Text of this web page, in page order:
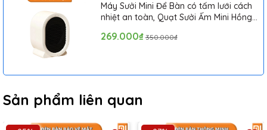
Máy Sưởi Mini Để Bàn có tấm lưới cách
nhiệt an toàn, Quạt Sưởi Ấm Mini Hồng
269.000₫ 350.000₫
Sản phẩm liên quan